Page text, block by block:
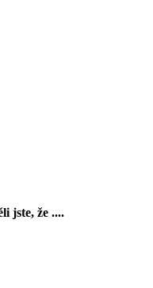
jste, že ....